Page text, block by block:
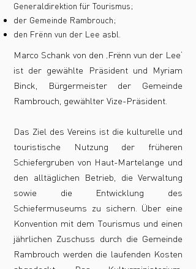
Generaldirektion für Tourismus;
der Gemeinde Rambrouch;
den Frënn vun der Lee asbl.
Marco Schank von den ‚Frënn vun der Lee‘
ist der gewählte Präsident und Myriam
Binck, Bürgermeister der Gemeinde
Rambrouch, gewählter Vize-Präsident.
Das Ziel des Vereins ist die kulturelle und
touristische Nutzung der früheren
Schiefergruben von Haut-Martelange und
den alltäglichen Betrieb, die Verwaltung
sowie die Entwicklung des
Schiefermuseums zu sichern. Über eine
Konvention mit dem Tourismus und einen
jährlichen Zuschuss durch die Gemeinde
Rambrouch werden die laufenden Kosten